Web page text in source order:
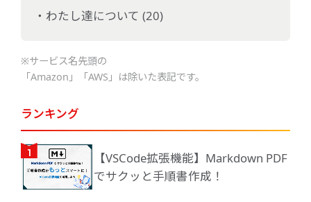
わたし達について (20)
※サービス名先頭の
「Amazon」「AWS」は除いた表記です。
ランキング
【VSCode拡張機能】Markdown PDF
でサクッと手順書作成！